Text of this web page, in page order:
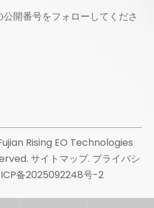
開番号をフォローしてくださ
Rising EO Technologies
サイトマップ. プライバシ
备2025092248号-2